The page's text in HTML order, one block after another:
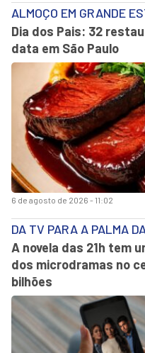
6 de agosto de 2026 - 11:02
ALMOÇO EM GRANDE
Dia dos Pais: 32
data em São Paulo
DA TV PARA A PALMA
A novela das 21h tem
dos microdramas no
bilhões